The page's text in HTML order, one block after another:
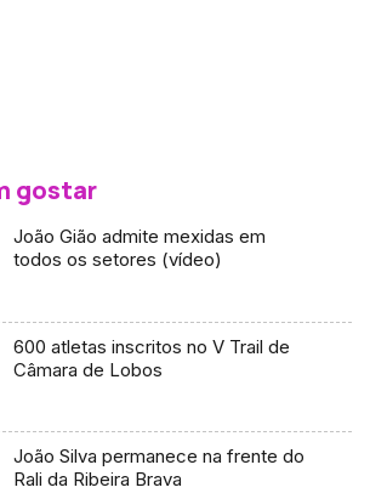
gostar
João Gião admite mexidas em
todos os setores (vídeo)
600 atletas inscritos no V Trail de
Câmara de Lobos
João Silva permanece na frente do
Rali da Ribeira Brava